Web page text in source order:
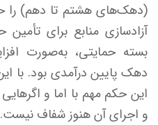
(دهک‌های هشتم تا دهم) را
بسته حمایتی، به‌صورت
دهک پایین درآمدی بود. با
این حکم مهم با اما و
و اجرای آن هنوز شفاف نیست.